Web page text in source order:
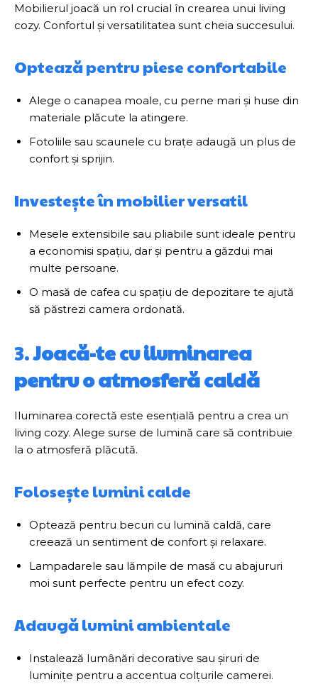
Mobilierul joacă un rol crucial în crearea unui living
cozy. Confortul și versatilitatea sunt cheia succesului.
Optează pentru piese confortabile
Alege o canapea moale, cu perne mari și huse din
materiale plăcute la atingere.
Fotoliile sau scaunele cu brațe adaugă un plus de
confort și sprijin.
Investește în mobilier versatil
Mesele extensibile sau pliabile sunt ideale pentru
a economisi spațiu, dar și pentru a găzdui mai
multe persoane.
O masă de cafea cu spațiu de depozitare te ajută
să păstrezi camera ordonată.
3.Joacă-te cu iluminarea
pentru o atmosferă caldă
Iluminarea corectă este esențială pentru a crea un
living cozy. Alege surse de lumină care să contribuie
la o atmosferă plăcută.
Folosește lumini calde
Optează pentru becuri cu lumină caldă, care
creează un sentiment de confort și relaxare.
Lampadarele sau lămpile de masă cu abajururi
moi sunt perfecte pentru un efect cozy.
Adaugă lumini ambientale
Instalează lumânări decorative sau șiruri de
luminițe pentru a accentua colțurile camerei.